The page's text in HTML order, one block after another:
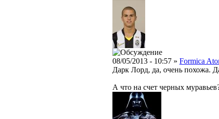
08/05/2013 - 10:57 » Formica
Дарк Лорд, да, очень похожа.
А что на счет черных